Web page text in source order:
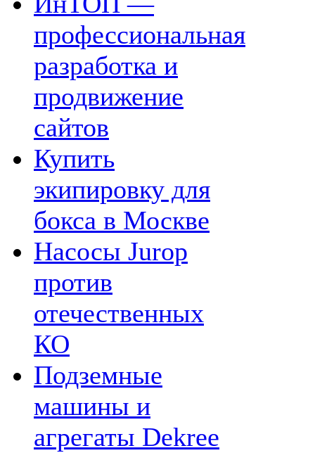
профессиональная
разработка и
продвижение
сайтов
Купить
экипировку для
бокса в Москве
Насосы Jurop
против
отечественных
КО
Подземные
машины и
агрегаты Dekree